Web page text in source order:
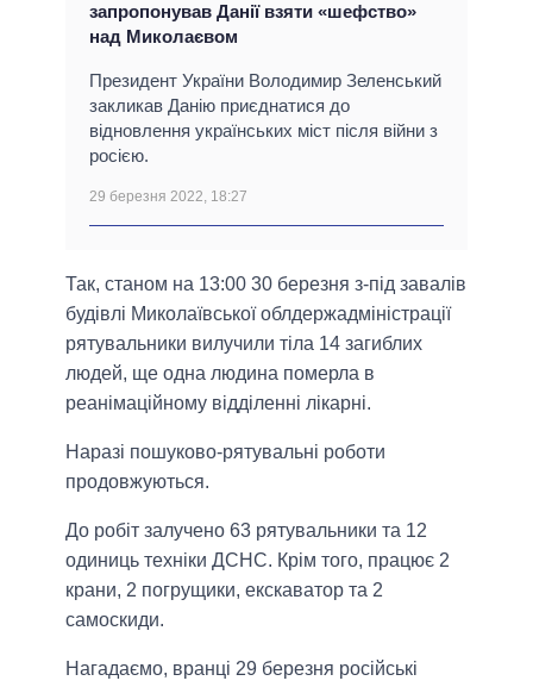
запропонував Данії взяти «шефство»
над Миколаєвом
Президент України Володимир Зеленський
закликав Данію приєднатися до
відновлення українських міст після війни з
росією.
29 березня 2022, 18:27
Так, станом на 13:00 30 березня з-під завалів
будівлі Миколаївської облдержадміністрації
рятувальники вилучили тіла 14 загиблих
людей, ще одна людина померла в
реанімаційному відділенні лікарні.
Наразі пошуково-рятувальні роботи
продовжуються.
До робіт залучено 63 рятувальники та 12
одиниць техніки ДСНС. Крім того, працює 2
крани, 2 погрущики, екскаватор та 2
самоскиди.
Нагадаємо, вранці 29 березня російські